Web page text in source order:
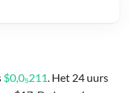
$0,0₅211. Het 24 uurs